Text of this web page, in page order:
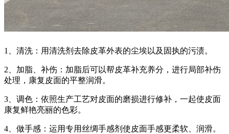
1、清洗：用清洗剂去除皮革外表的尘埃以及固执的污渍。
2、加脂、补伤：加脂后可以帮皮革补充养分，进行局部补伤
处理，康复皮面的平整润滑。
3、调色：依照生产工艺对皮面的磨损进行修补，一起使皮面
康复鲜艳亮丽的色彩。
4、做手感：运用专用丝绸手感剂使皮面手感更柔软、润滑。